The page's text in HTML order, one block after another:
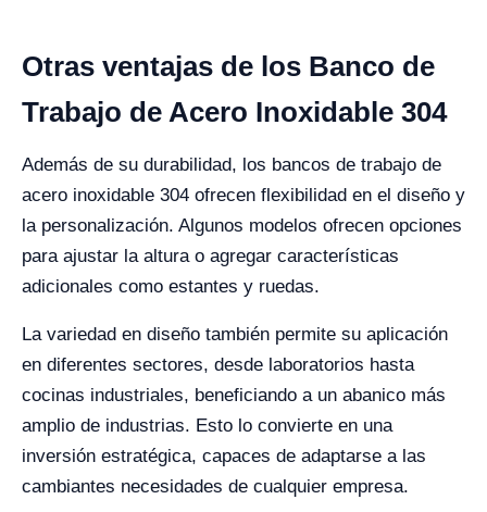
Otras ventajas de los Banco de
Trabajo de Acero Inoxidable 304
Además de su durabilidad, los bancos de trabajo de
acero inoxidable 304 ofrecen flexibilidad en el diseño y
la personalización. Algunos modelos ofrecen opciones
para ajustar la altura o agregar características
adicionales como estantes y ruedas.
La variedad en diseño también permite su aplicación
en diferentes sectores, desde laboratorios hasta
cocinas industriales, beneficiando a un abanico más
amplio de industrias. Esto lo convierte en una
inversión estratégica, capaces de adaptarse a las
cambiantes necesidades de cualquier empresa.